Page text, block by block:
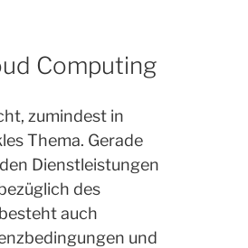
Nutzung“
Computing
zumindest in
Thema. Gerade
Dienstleistungen
des
auch
und